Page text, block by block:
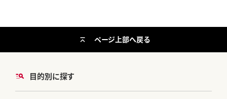
目的別に探す
ページ上部へ戻る